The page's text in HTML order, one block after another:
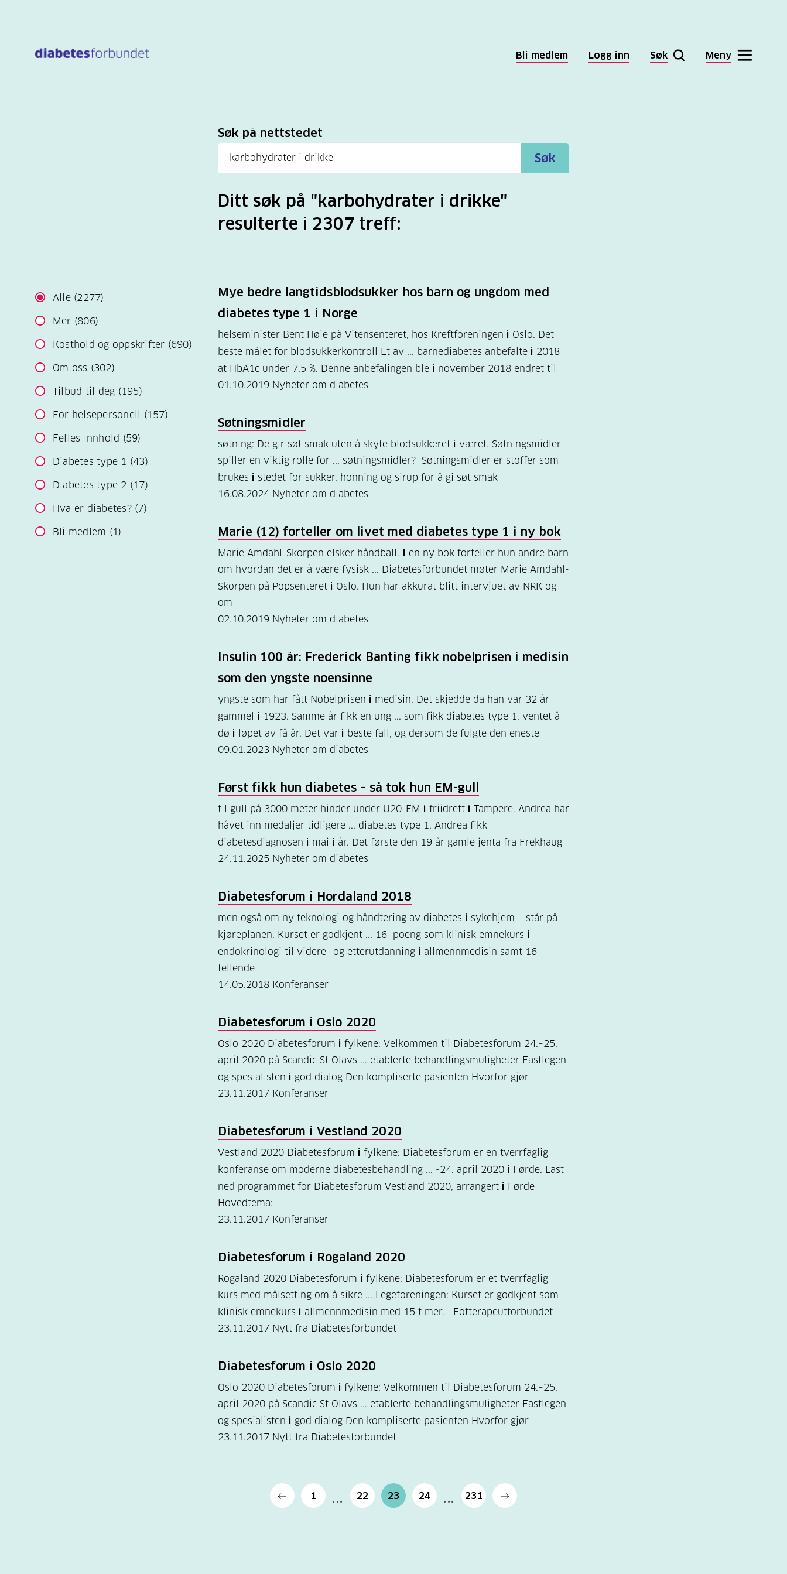
Bli medlem Logg inn Søk Meny
Søk
Søk på nettstedet
Søk
Ditt søk på "karbohydrater i drikke"
resulterte i 2307 treff:
Alle (2277)
Mer (806)
Kosthold og oppskrifter (690)
Om oss (302)
Tilbud til deg (195)
For helsepersonell (157)
Felles innhold (59)
Diabetes type 1 (43)
Diabetes type 2 (17)
Hva er diabetes? (7)
Bli medlem (1)
Mye bedre langtidsblodsukker hos barn og ungdom med
diabetes type 1 i Norge
helseminister Bent Høie på Vitensenteret, hos Kreftforeningen i Oslo. Det
beste målet for blodsukkerkontroll Et av ... barnediabetes anbefalte i 2018
at HbA1c under 7,5 %. Denne anbefalingen ble i november 2018 endret til
01.10.2019 Nyheter om diabetes
Søtningsmidler
søtning: De gir søt smak uten å skyte blodsukkeret i været. Søtningsmidler
spiller en viktig rolle for ... søtningsmidler? Søtningsmidler er stoffer som
brukes i stedet for sukker, honning og sirup for å gi søt smak
16.08.2024 Nyheter om diabetes
Marie (12) forteller om livet med diabetes type 1 i ny bok
Marie Amdahl-Skorpen elsker håndball. I en ny bok forteller hun andre barn
om hvordan det er å være fysisk ... Diabetesforbundet møter Marie Amdahl-
Skorpen på Popsenteret i Oslo. Hun har akkurat blitt intervjuet av NRK og
om
02.10.2019 Nyheter om diabetes
Insulin 100 år: Frederick Banting fikk nobelprisen i medisin
som den yngste noensinne
yngste som har fått Nobelprisen i medisin. Det skjedde da han var 32 år
gammel i 1923. Samme år fikk en ung ... som fikk diabetes type 1, ventet å
dø i løpet av få år. Det var i beste fall, og dersom de fulgte den eneste
09.01.2023 Nyheter om diabetes
Først fikk hun diabetes – så tok hun EM-gull
til gull på 3000 meter hinder under U20-EM i friidrett i Tampere. Andrea har
håvet inn medaljer tidligere ... diabetes type 1. Andrea fikk
diabetesdiagnosen i mai i år. Det første den 19 år gamle jenta fra Frekhaug
24.11.2025 Nyheter om diabetes
Diabetesforum i Hordaland 2018
men også om ny teknologi og håndtering av diabetes i sykehjem – står på
kjøreplanen. Kurset er godkjent ... 16 poeng som klinisk emnekurs i
endokrinologi til videre- og etterutdanning i allmennmedisin samt 16
tellende
14.05.2018 Konferanser
Diabetesforum i Oslo 2020
Oslo 2020 Diabetesforum i fylkene: Velkommen til Diabetesforum 24.–25.
april 2020 på Scandic St Olavs ... etablerte behandlingsmuligheter Fastlegen
og spesialisten i god dialog Den kompliserte pasienten Hvorfor gjør
23.11.2017 Konferanser
Diabetesforum i Vestland 2020
Vestland 2020 Diabetesforum i fylkene: Diabetesforum er en tverrfaglig
konferanse om moderne diabetesbehandling ... -24. april 2020 i Førde. Last
ned programmet for Diabetesforum Vestland 2020, arrangert i Førde
Hovedtema:
23.11.2017 Konferanser
Diabetesforum i Rogaland 2020
Rogaland 2020 Diabetesforum i fylkene: Diabetesforum er et tverrfaglig
kurs med målsetting om å sikre ... Legeforeningen: Kurset er godkjent som
klinisk emnekurs i allmennmedisin med 15 timer. Fotterapeutforbundet
23.11.2017 Nytt fra Diabetesforbundet
Diabetesforum i Oslo 2020
Oslo 2020 Diabetesforum i fylkene: Velkommen til Diabetesforum 24.–25.
april 2020 på Scandic St Olavs ... etablerte behandlingsmuligheter Fastlegen
og spesialisten i god dialog Den kompliserte pasienten Hvorfor gjør
23.11.2017 Nytt fra Diabetesforbundet
1 22 23 24 231